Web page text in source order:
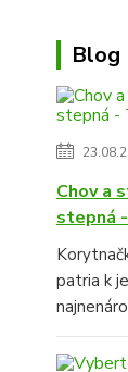
Blog
Chov a
stepná
patria k